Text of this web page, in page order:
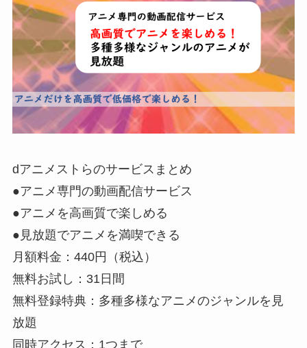
dアニメストらのサービスまとめ
●アニメ専門の動画配信サービス
●アニメを高画質で楽しめる
●見放題でアニメを満喫できる
月額料金：440円（税込）
無料お試し：31日間
無料登録特典：多種多様なアニメのジャンルを見
放題
同時アクセス：1つまで